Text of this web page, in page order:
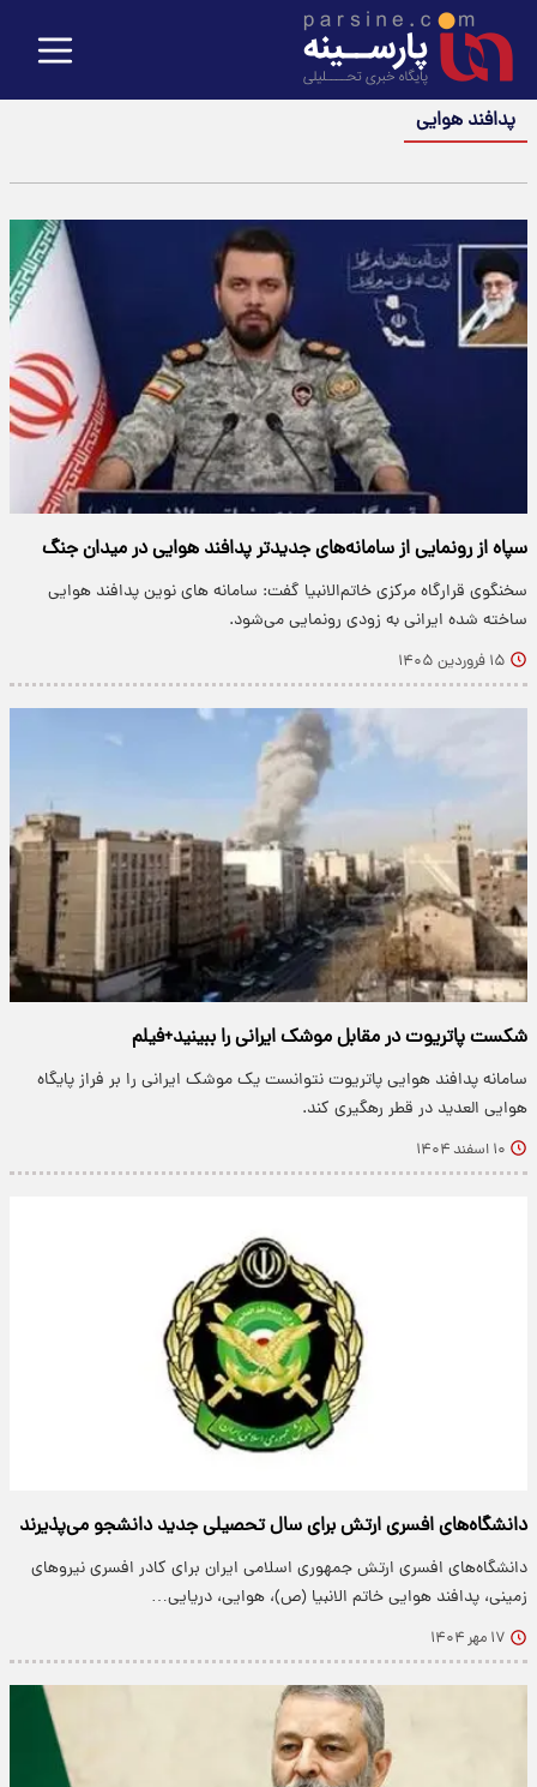
پدافند هوایی
سپاه از رونمایی از سامانه‌های جدیدتر پدافند هوایی در میدان جنگ
سخنگوی قرارگاه مرکزی خاتم‌الانبیا گفت: سامانه های نوین پدافند هوایی
ساخته شده ایرانی به زودی رونمایی می‌شود.
۱۵ فروردین ۱۴۰۵
شکست پاتریوت در مقابل موشک ایرانی را ببینید+فیلم
سامانه پدافند هوایی پاتریوت نتوانست یک موشک ایرانی را بر فراز پایگاه
هوایی العدید در قطر رهگیری کند.
۱۰ اسفند ۱۴۰۴
دانشگاه‌های افسری ارتش برای سال تحصیلی جدید دانشجو می‌پذیرند
دانشگاه‌های افسری ارتش جمهوری اسلامی ایران برای کادر افسری نیروهای
زمینی، پدافند هوایی خاتم الانبیا (ص)، هوایی، دریایی…
۱۷ مهر ۱۴۰۴